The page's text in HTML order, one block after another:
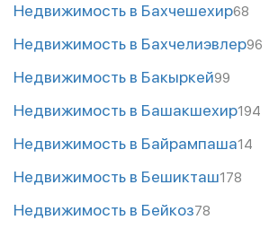
Недвижимость в Бахчешехир68
Недвижимость в Бахчелиэвлер96
Недвижимость в Бакыркей99
Недвижимость в Башакшехир194
Недвижимость в Байрампаша14
Недвижимость в Бешикташ178
Недвижимость в Бейкоз78